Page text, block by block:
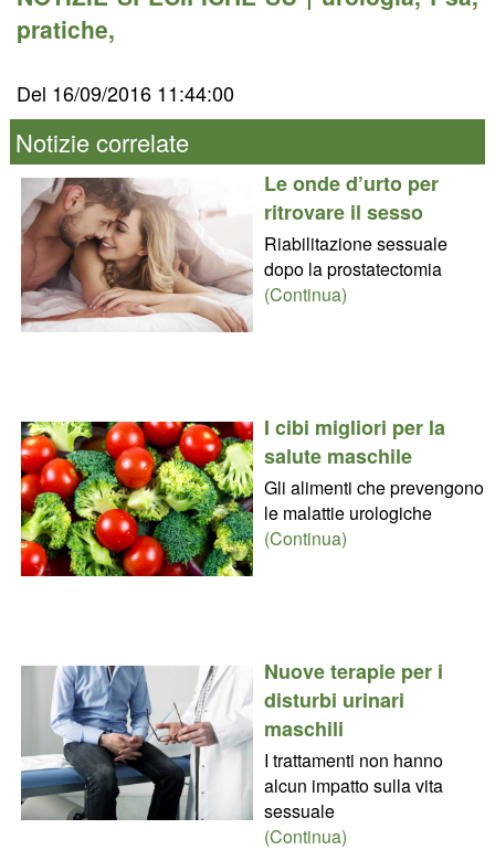
pratiche,
Del 16/09/2016 11:44:00
Notizie correlate
Le onde d’urto per
ritrovare il sesso
Riabilitazione sessuale
dopo la prostatectomia
(Continua)
I cibi migliori per la
salute maschile
Gli alimenti che prevengono
le malattie urologiche
(Continua)
Nuove terapie per i
disturbi urinari
maschili
I trattamenti non hanno
alcun impatto sulla vita
sessuale
(Continua)